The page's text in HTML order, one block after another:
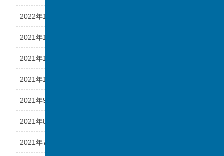
2022年1月
2021年12月
2021年11月
2021年10月
2021年9月
2021年8月
2021年7月